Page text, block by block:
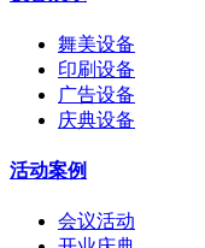
舞美设备
印刷设备
广告设备
庆典设备
活动案例
会议活动